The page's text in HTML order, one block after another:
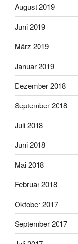
August 2019
Juni 2019
März 2019
Januar 2019
Dezember 2018
September 2018
Juli 2018
Juni 2018
Mai 2018
Februar 2018
Oktober 2017
September 2017